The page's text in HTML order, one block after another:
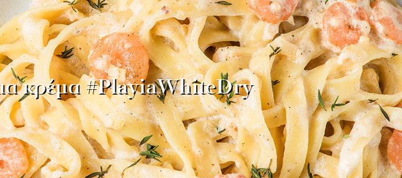
κρέμα #PlayiaWhiteDry